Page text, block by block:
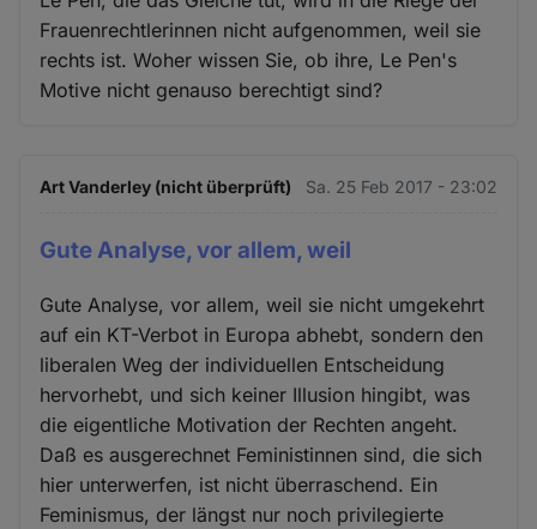
Frauenrechtlerinnen nicht aufgenommen, weil sie
rechts ist. Woher wissen Sie, ob ihre, Le Pen's
Motive nicht genauso berechtigt sind?
Art Vanderley (nicht überprüft) Sa. 25 Feb 2017 - 23:02
Gute Analyse, vor allem, weil
Gute Analyse, vor allem, weil sie nicht umgekehrt
auf ein KT-Verbot in Europa abhebt, sondern den
liberalen Weg der individuellen Entscheidung
hervorhebt, und sich keiner Illusion hingibt, was
die eigentliche Motivation der Rechten angeht.
Daß es ausgerechnet Feministinnen sind, die sich
hier unterwerfen, ist nicht überraschend. Ein
Feminismus, der längst nur noch privilegierte